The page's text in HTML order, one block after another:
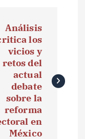
Análisis
los
vicios y
retos del
actual
debate
sobre la
reforma
en
México